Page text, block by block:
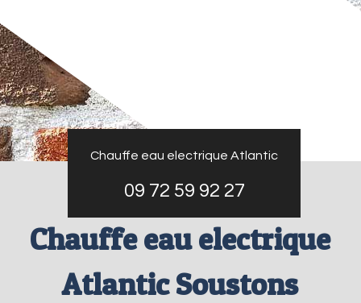
Chauffe eau electrique Atlantic
09 72 59 92 27
Chauffe eau electrique
Atlantic Soustons